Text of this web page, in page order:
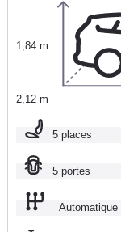
1,84 m
2,12 m
5 places
5 portes
Automatique